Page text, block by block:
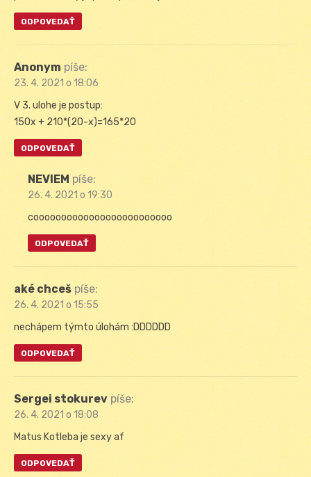
ODPOVEDAŤ
Anonym píše:
23. 4. 2021 o 18:06
V 3. ulohe je postup:
150x + 210*(20-x)=165*20
ODPOVEDAŤ
NEVIEM píše:
26. 4. 2021 o 19:30
cooooooooooooooooooooooooo
ODPOVEDAŤ
aké chceš píše:
26. 4. 2021 o 15:55
nechápem týmto úlohám :DDDDDD
ODPOVEDAŤ
Sergei stokurev píše:
26. 4. 2021 o 18:08
Matus Kotleba je sexy af
ODPOVEDAŤ